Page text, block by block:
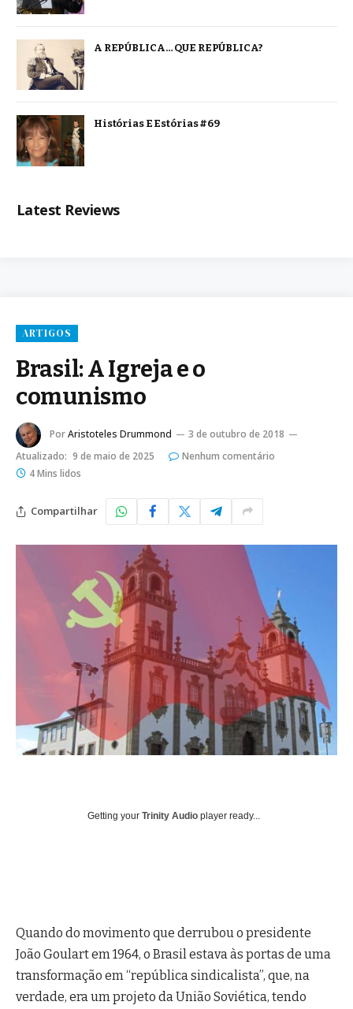
A REPÚBLICA… QUE REPÚBLICA?
Histórias E Estórias #69
Latest Reviews
ARTIGOS
Brasil: A Igreja e o
comunismo
PorAristoteles Drummond
3 de outubro de 2018
Atualizado: 9 de maio de 2025
Nenhum comentário
4 Mins lidos
Compartilhar
Getting your Trinity Audio player ready...
Quando do movimento que derrubou o presidente
João Goulart em 1964, o Brasil estava às portas de uma
transformação em “república sindicalista”, que, na
verdade, era um projeto da União Soviética, tendo